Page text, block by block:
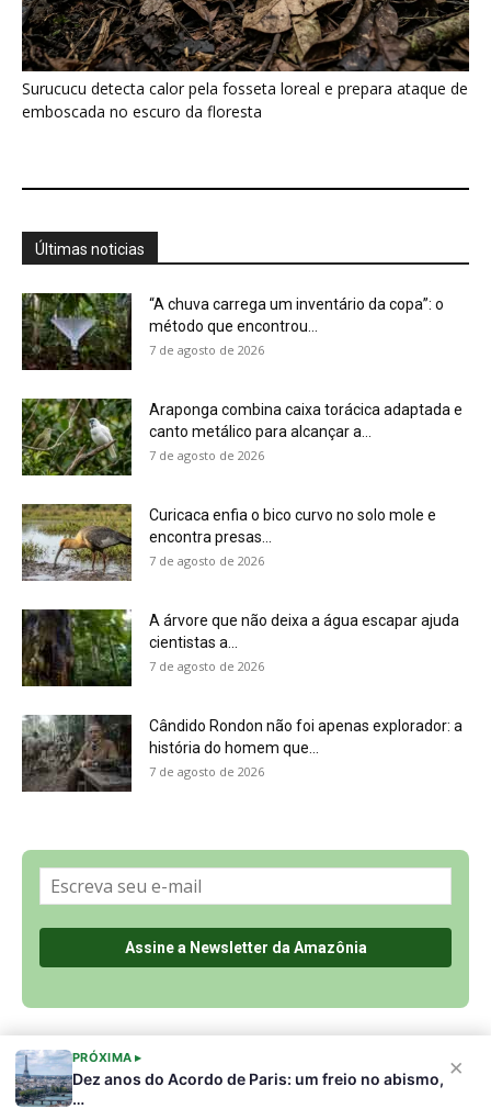
×
PRÓXIMA ▸
Dez anos do Acordo de Paris: um freio no abismo,
…
Araponga combina caixa torácica adaptada e
canto metálico para alcançar a...
7 de agosto de 2026
A árvore que não deixa a água escapar ajuda
7 de agosto de 2026
7 de agosto de 2026
Política de Privacidade, LGPD e RGPD
Últimas Notícias
🌎 Español
©